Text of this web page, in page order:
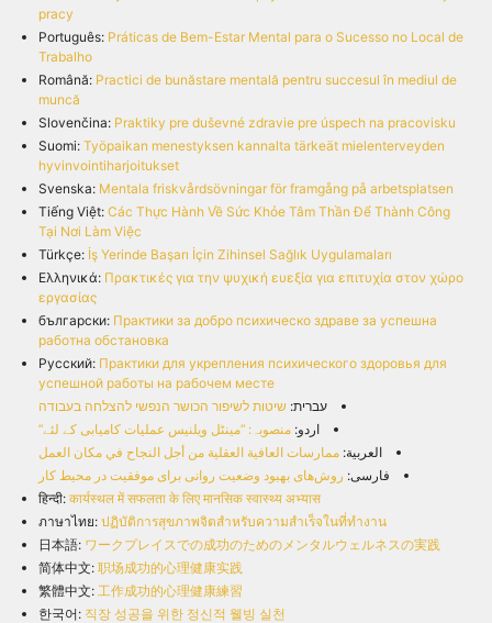
pracy
Português: Práticas de Bem-Estar Mental para o Sucesso no Local de
Trabalho
Română: Practici de bunăstare mentală pentru succesul în mediul de
muncă
Slovenčina: Praktiky pre duševné zdravie pre úspech na pracovisku
Suomi: Työpaikan menestyksen kannalta tärkeät mielenterveyden
hyvinvointiharjoitukset
Svenska: Mentala friskvårdsövningar för framgång på arbetsplatsen
Tiếng Việt: Các Thực Hành Về Sức Khỏe Tâm Thần Để Thành Công
Tại Nơi Làm Việc
Türkçe: İş Yerinde Başarı İçin Zihinsel Sağlık Uygulamaları
Ελληνικά: Πρακτικές για την ψυχική ευεξία για επιτυχία στον χώρο
εργασίας
български: Практики за добро психическо здраве за успешна
работна обстановка
Русский: Практики для укрепления психического здоровья для
успешной работы на рабочем месте
עברית: שיטות לשיפור הכושר הנפשי להצלחה בעבודה
اردو: منصوبہ: ‘’مینٹل ویلنیس عملیات کامیابی کے لئے‘’
العربية: ممارسات العافية العقلية من أجل النجاح في مكان العمل
فارسی: روش‌های بهبود وضعیت روانی برای موفقیت در محیط کار
हिन्दी: कार्यस्थल में सफलता के लिए मानसिक स्वास्थ्य अभ्यास
ภาษาไทย: ปฏิบัติการสุขภาพจิตสำหรับความสำเร็จในที่ทำงาน
日本語: ワークプレイスでの成功のためのメンタルウェルネスの実践
简体中文: 职场成功的心理健康实践
繁體中文: 工作成功的心理健康練習
한국어: 직장 성공을 위한 정신적 웰빙 실천